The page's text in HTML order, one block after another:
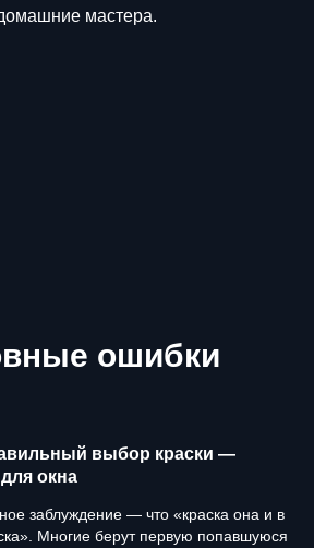
мастера.
ошибки
выбор краски —
окна
заблуждение — что «краска она и в
Многие берут первую попавшуюся